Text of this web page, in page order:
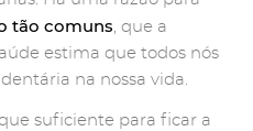
tão comuns, que a
estima que todos nós
na nossa vida.
suficiente para ficar a